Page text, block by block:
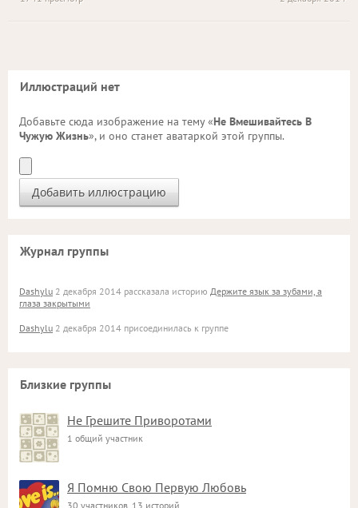
Иллюстраций нет
Добавьте сюда изображение на тему «Не Вмешивайтесь В
Чужую Жизнь», и оно станет аватаркой этой группы.
Журнал группы
Dashylu 2 декабря 2014 рассказала историю Держите язык за зубами, а
глаза закрытыми
Dashylu 2 декабря 2014 присоединилась к группе
Близкие группы
Не Грешите Приворотами
1 общий участник
Я Помню Свою Первую Любовь
30 участников, 13 историй